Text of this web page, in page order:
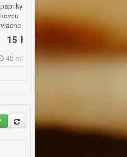
Pokud máte chuť na zvěřinu,
toto je jeden z
nejjednodušších receptů.
Výsledek je opravdu zaručen!
|
Asi nejlepší je podávat tento
53484 2 hodiny